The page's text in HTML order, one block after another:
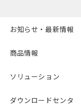
お知らせ・最新情報
商品情報
ソリューション
ダウンロードセンタ